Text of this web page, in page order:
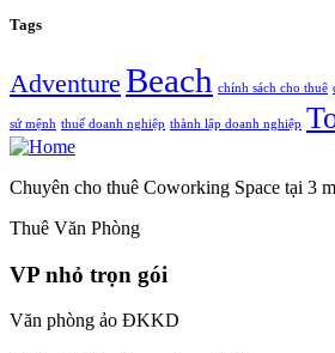
Tags
Adventure Beach chính sách cho thuê
sứ mệnh thuế doanh nghiệp thành lập doanh nghiệp
Chuyên cho thuê Coworking Space tại 3
Thuê Văn Phòng
VP nhỏ trọn gói
Văn phòng ảo ĐKKD